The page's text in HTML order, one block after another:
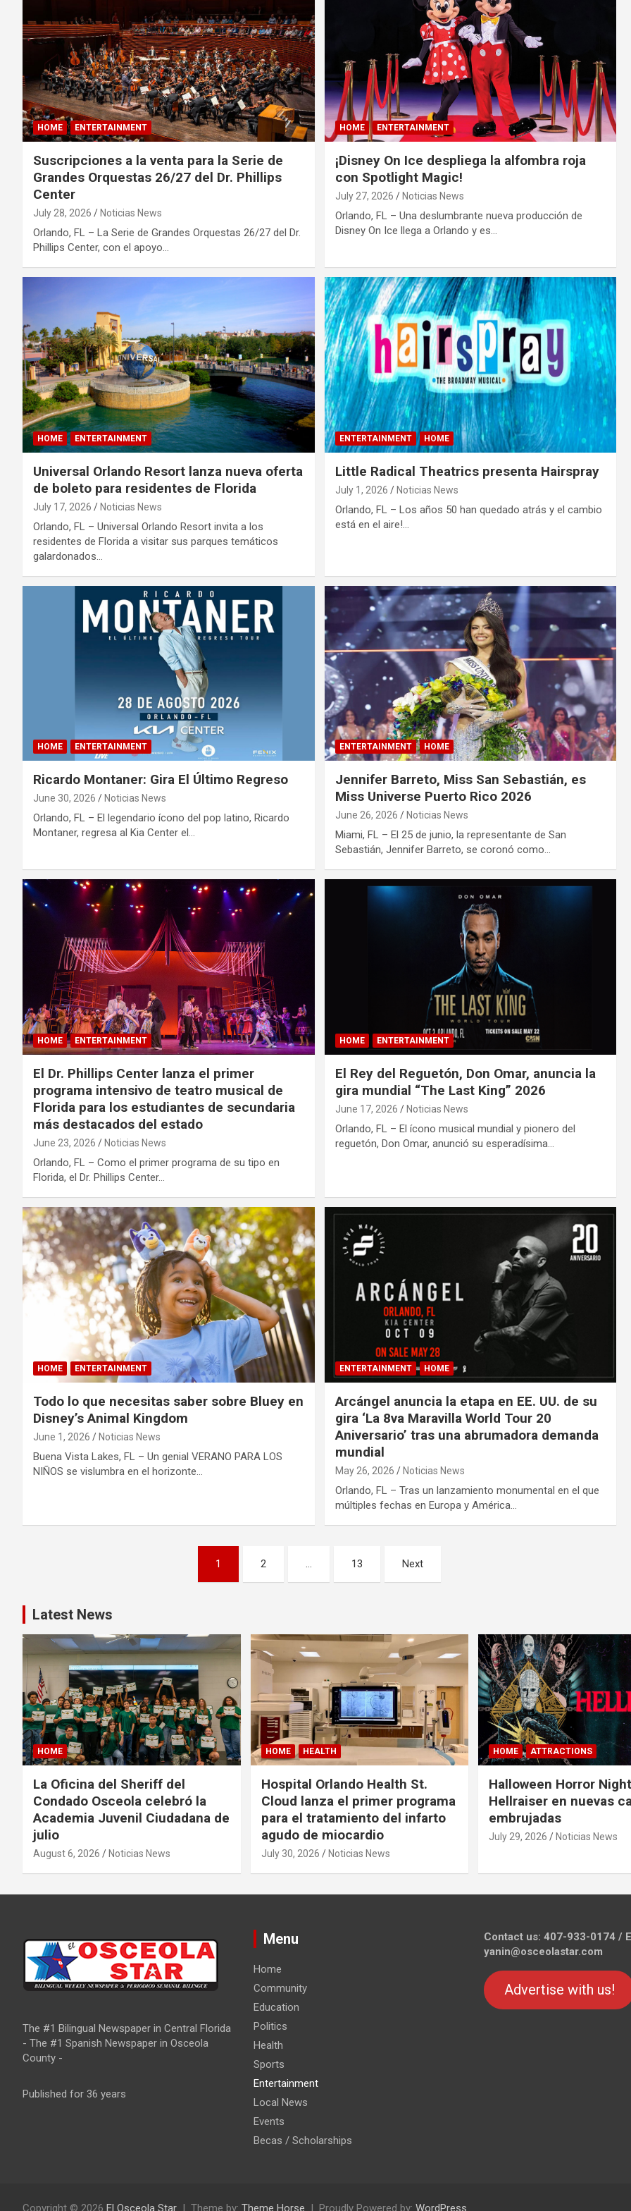
HOME ENTERTAINMENT
Suscripciones a la venta para la Serie de
Grandes Orquestas 26/27 del Dr. Phillips
Center
July 28, 2026 Noticias News
Orlando, FL – La Serie de Grandes Orquestas 26/27 del Dr.
Phillips Center, con el apoyo…
HOME ENTERTAINMENT
¡Disney On Ice despliega la alfombra roja
con Spotlight Magic!
July 27, 2026 Noticias News
Orlando, FL – Una deslumbrante nueva producción de
Disney On Ice llega a Orlando y es…
HOME ENTERTAINMENT
Universal Orlando Resort lanza nueva oferta
de boleto para residentes de Florida
July 17, 2026 Noticias News
Orlando, FL – Universal Orlando Resort invita a los
residentes de Florida a visitar sus parques temáticos
galardonados…
ENTERTAINMENT HOME
Little Radical Theatrics presenta Hairspray
July 1, 2026 Noticias News
Orlando, FL – Los años 50 han quedado atrás y el cambio
está en el aire!…
HOME ENTERTAINMENT
Ricardo Montaner: Gira El Último Regreso
June 30, 2026 Noticias News
Orlando, FL – El legendario ícono del pop latino, Ricardo
Montaner, regresa al Kia Center el…
ENTERTAINMENT HOME
Jennifer Barreto, Miss San Sebastián, es
Miss Universe Puerto Rico 2026
June 26, 2026 Noticias News
Miami, FL – El 25 de junio, la representante de San
Sebastián, Jennifer Barreto, se coronó como…
HOME ENTERTAINMENT
El Dr. Phillips Center lanza el primer
programa intensivo de teatro musical de
Florida para los estudiantes de secundaria
más destacados del estado
June 23, 2026 Noticias News
Orlando, FL – Como el primer programa de su tipo en
Florida, el Dr. Phillips Center…
HOME ENTERTAINMENT
El Rey del Reguetón, Don Omar, anuncia la
gira mundial “The Last King” 2026
June 17, 2026 Noticias News
Orlando, FL – El ícono musical mundial y pionero del
reguetón, Don Omar, anunció su esperadísima…
HOME ENTERTAINMENT
Todo lo que necesitas saber sobre Bluey en
Disney’s Animal Kingdom
June 1, 2026 Noticias News
Buena Vista Lakes, FL – Un genial VERANO PARA LOS
NIÑOS se vislumbra en el horizonte…
ENTERTAINMENT HOME
Arcángel anuncia la etapa en EE. UU. de su
gira ‘La 8va Maravilla World Tour 20
Aniversario’ tras una abrumadora demanda
mundial
May 26, 2026 Noticias News
Orlando, FL – Tras un lanzamiento monumental en el que
múltiples fechas en Europa y América…
s
t
s
p
a
g
n
a
t
o
n
1 2 … 13 Next
Latest News
HOME
La Oficina del Sheriff del
Condado Osceola celebró la
Academia Juvenil Ciudadana de
julio
August 6, 2026 Noticias News
HOME HEALTH
Hospital Orlando Health St.
Cloud lanza el primer programa
para el tratamiento del infarto
agudo de miocardio
July 30, 2026 Noticias News
HOME ATTRACTIONS
Halloween Horror
Hellraiser en nuevas
embrujadas
July 29, 2026 Noticias News
The #1 Bilingual Newspaper in Central Florida
- The #1 Spanish Newspaper in Osceola
County -
Published for 36 years
Menu
Home
Community
Education
Politics
Health
Sports
Entertainment
Local News
Events
Becas / Scholarships
Contact us: 407-933-0174 /
yanin@osceolastar.com
Advertise with us!
Copyright © 2026 El Osceola Star Theme by: Theme Horse Proudly Powered by: WordPress